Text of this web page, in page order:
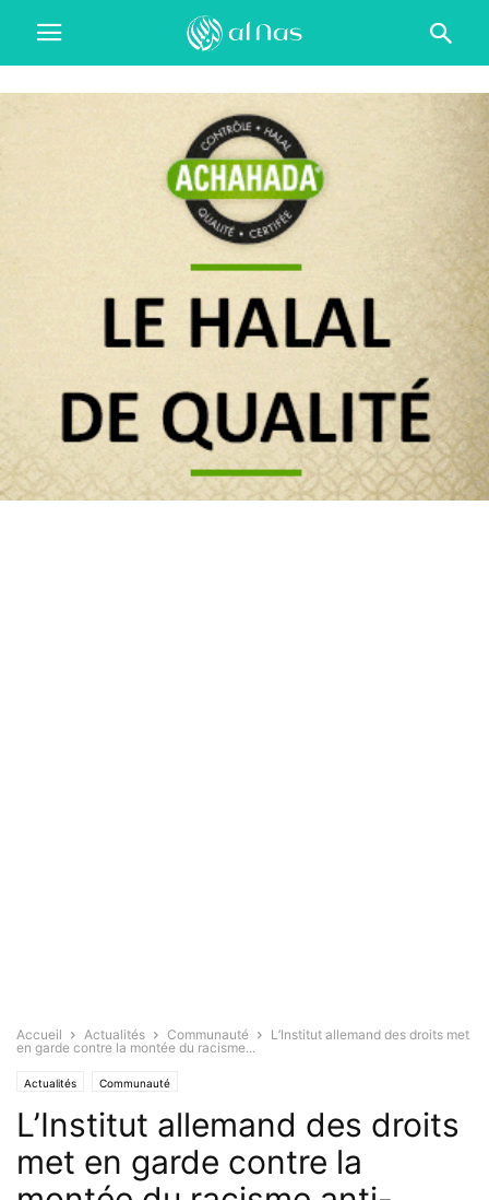
Accueil Actualités Communauté
L’Institut allemand des droits met
en garde contre la montée du racisme...
Actualités Communauté
L’Institut allemand des droits
met en garde contre la